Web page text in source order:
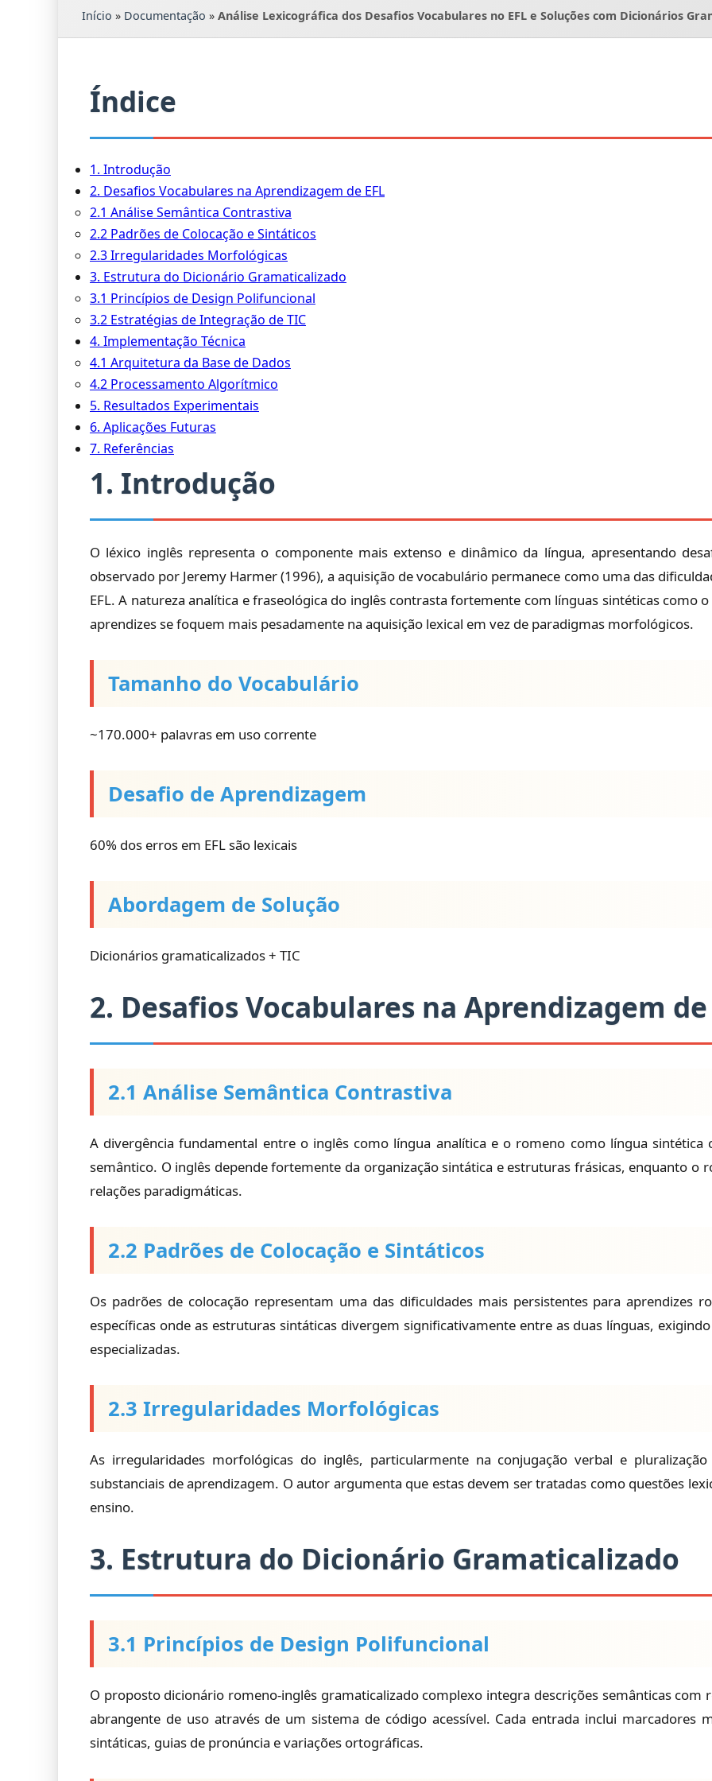
Início » Documentação » Análise Lexicográfica dos Desafios Vocabulares no EFL e Soluções com Dicionários
Índice
1. Introdução
2. Desafios Vocabulares na Aprendizagem de EFL
2.1 Análise Semântica Contrastiva
2.2 Padrões de Colocação e Sintáticos
2.3 Irregularidades Morfológicas
3. Estrutura do Dicionário Gramaticalizado
3.1 Princípios de Design Polifuncional
3.2 Estratégias de Integração de TIC
4. Implementação Técnica
4.1 Arquitetura da Base de Dados
4.2 Processamento Algorítmico
5. Resultados Experimentais
6. Aplicações Futuras
7. Referências
1. Introdução
O léxico inglês representa o componente mais extenso e dinâmico da língua, apresentando
observado por Jeremy Harmer (1996), a aquisição de vocabulário permanece como uma das
EFL. A natureza analítica e fraseológica do inglês contrasta fortemente com línguas sintéticas como
aprendizes se foquem mais pesadamente na aquisição lexical em vez de paradigmas morfológicos.
Tamanho do Vocabulário
~170.000+ palavras em uso corrente
Desafio de Aprendizagem
60% dos erros em EFL são lexicais
Abordagem de Solução
Dicionários gramaticalizados + TIC
2. Desafios Vocabulares na Aprendizagem de
2.1 Análise Semântica Contrastiva
A divergência fundamental entre o inglês como língua analítica e o romeno como língua sintética
semântico. O inglês depende fortemente da organização sintática e estruturas frásicas, enquanto
relações paradigmáticas.
2.2 Padrões de Colocação e Sintáticos
Os padrões de colocação representam uma das dificuldades mais persistentes para aprendizes
específicas onde as estruturas sintáticas divergem significativamente entre as duas línguas,
especializadas.
2.3 Irregularidades Morfológicas
As irregularidades morfológicas do inglês, particularmente na conjugação verbal e
substanciais de aprendizagem. O autor argumenta que estas devem ser tratadas como questões
ensino.
3. Estrutura do Dicionário Gramaticalizado
3.1 Princípios de Design Polifuncional
O proposto dicionário romeno-inglês gramaticalizado complexo integra descrições semânticas
abrangente de uso através de um sistema de código acessível. Cada entrada inclui marcadores
sintáticas, guias de pronúncia e variações ortográficas.